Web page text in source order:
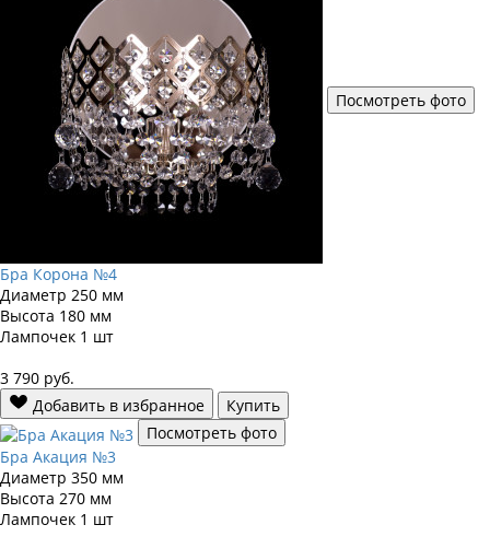
Посмотреть фото
Бра Корона №4
Диаметр 250 мм
Высота 180 мм
Лампочек 1 шт
3 790 руб.
Добавить в избранное
Купить
Посмотреть фото
Бра Акация №3
Диаметр 350 мм
Высота 270 мм
Лампочек 1 шт